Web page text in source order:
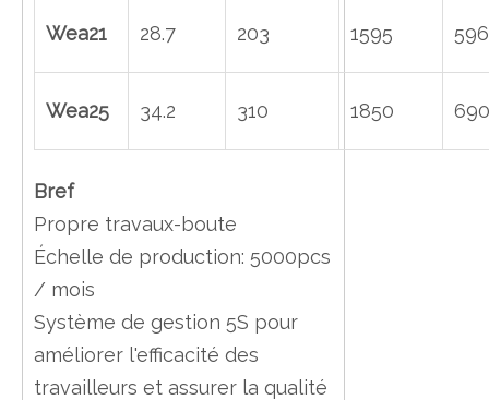
Wea21 28.7 203 1595 596
Wea25 34.2 310 1850 690
Bref
Propre travaux-boute
Échelle de production: 5000pcs
/ mois
Système de gestion 5S pour
améliorer l'efficacité des
travailleurs et assurer la qualité